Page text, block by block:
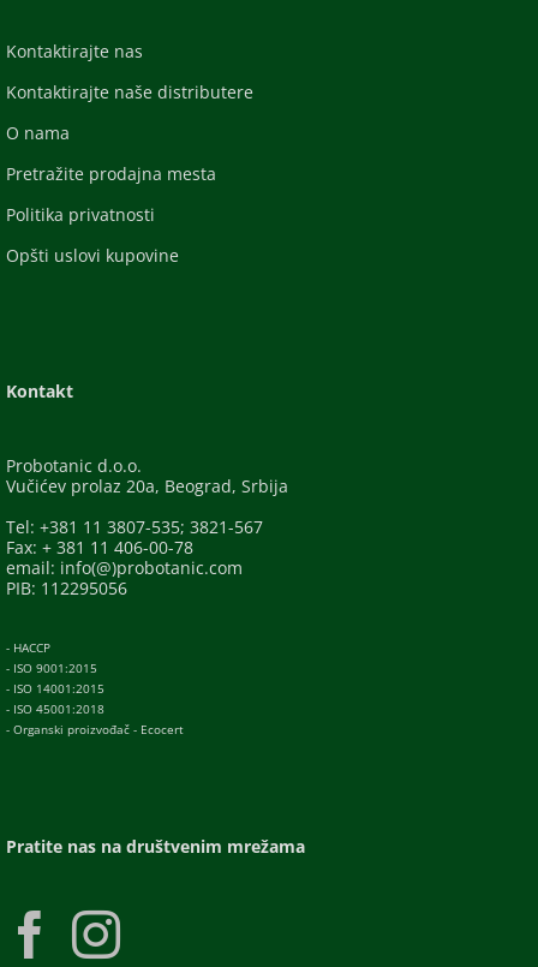
Kontaktirajte nas
Kontaktirajte naše distributere
O nama
Pretražite prodajna mesta
Politika privatnosti
Opšti uslovi kupovine
Kontakt
Probotanic d.o.o.
Vučićev prolaz 20a, Beograd, Srbija
Tel: +381 11 3807-535; 3821-567
Fax: + 381 11 406-00-78
email: info(@)probotanic.com
PIB: 112295056
- HACCP
- ISO 9001:2015
- ISO 14001:2015
- ISO 45001:2018
- Organski proizvođač - Ecocert
Pratite nas na društvenim mrežama